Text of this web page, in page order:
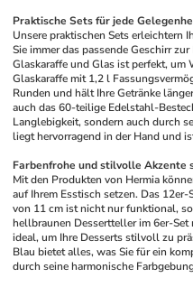
Praktische Sets für jede
Unsere praktischen Sets erleichtern
Sie immer das passende Geschirr
Glaskaraffe und Glas ist perfekt, um
Glaskaraffe mit 1,2 l
Runden und hält Ihre Getränke
auch das 60-teilige Edelstahl-
Langlebigkeit, sondern auch durch
liegt hervorragend in der Hand und
Farbenfrohe und stilvolle Akzente
Mit den Produkten von Hermia
auf Ihrem Esstisch setzen. Das
von 11 cm ist nicht nur funktional,
hellbraunen Dessertteller im 6er-
ideal, um Ihre Desserts stilvoll zu
Blau bietet alles, was Sie für ein
durch seine harmonische